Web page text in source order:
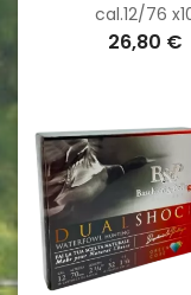
cal.12/76
26,80 €